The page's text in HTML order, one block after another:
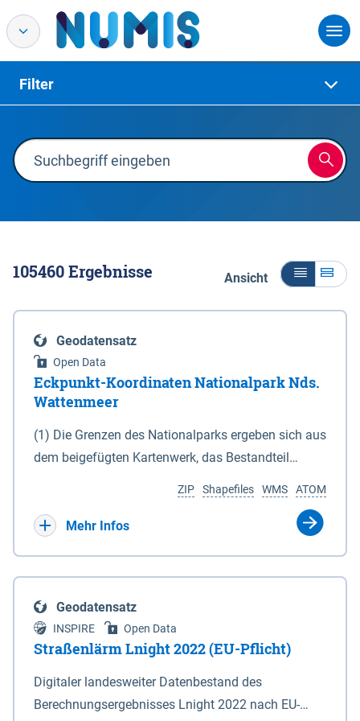
Filter
105460Ergebnisse Ansicht
Geodatensatz
Open Data
Eckpunkt-Koordinaten Nationalpark Nds.
Wattenmeer
(1) Die Grenzen des Nationalparks ergeben sich aus
dem beigefügten Kartenwerk, das Bestandteil
(DTK) im Maßstab 1 : 100 000 (Anlage 2), 2.
verkleinerte Amtliche Karte 1 : 5 000 (AK5) im
projizierte Koordinaten im Europäischen
Terrestrischen Referenzsystem 1989 (ETRS 89) mit
der Universalen Transversalen Mercator-Abbildung
bezogen auf die Zone 32 N (UTM 32N) dargestellt
(Anlage 4); Gleiches gilt für die geografischen
ATOM
WMS
Shapefiles
ZIP
Mehr Infos
Geodatensatz
INSPIRE Open Data
Straßenlärm Lnight 2022 (EU-Pflicht)
Digitaler landesweiter Datenbestand des
Berechnungsergebnisses Lnight 2022 nach EU-